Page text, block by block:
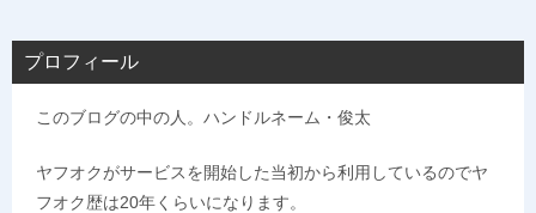
プロフィール
このブログの中の人。ハンドルネーム・俊太
ヤフオクがサービスを開始した当初から利用しているのでヤ
フオク歴は20年くらいになります。